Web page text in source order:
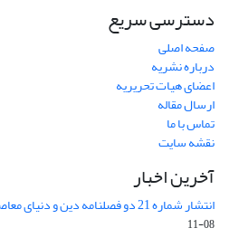
دسترسی سریع
صفحه اصلی
درباره نشریه
اعضای هیات تحریریه
ارسال مقاله
تماس با ما
نقشه سایت
آخرین اخبار
انتشار شماره 21 دو فصلنامه دین و دنیای معاصر، (پاییز و زمستان 1403)
08-11